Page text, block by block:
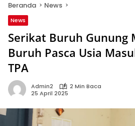
Beranda News
News
Serikat Buruh Gunung
Buruh Pasca Usia
TPA
Admin2
2 Min Baca
25 April 2025